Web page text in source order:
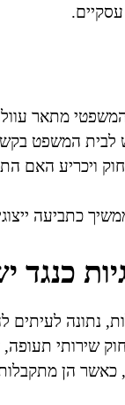
מתאר
המשפט
ויכריע האם
כתביעה
כנגד
לעיתים
שירותי
כאשר הן